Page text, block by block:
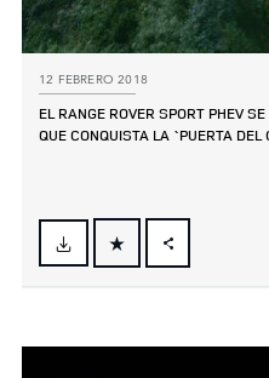
12 FEBRERO 2018
EL RANGE ROVER SPORT PHEV
QUE CONQUISTA LA `PUERTA DEL
FACEBOOK
LINKEDIN